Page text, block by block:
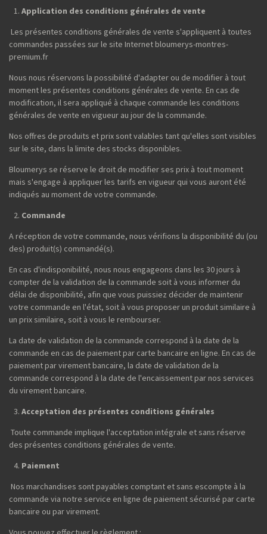
Application des conditions générales de vente
Les présentes conditions générales de vente s'appliquent à toutes
commandes passées sur le site Internet bloumerys-montres-
premium.fr
Nous nous réservons la possibilité d'adapter ou de modifier à tout
moment les présentes conditions générales de vente. En cas de
modification, il sera appliqué à chaque commande les conditions
générales de vente en vigueur au jour de la commande.
Nos offres de produits et prix sont valables tant qu'elles sont visibles
sur le site, dans la limite des stocks disponibles.
Bloumerys se réserve le droit de modifier ses prix à tout moment
mais s'engage à appliquer les tarifs en vigueur qui vous auront été
indiqués au moment de votre commande.
Commande
A réception de votre commande, nous vérifions la disponibilité du (ou
des) produit(s) commandé(s).
En cas d'indisponibilité, nous nous engageons dans les 30 jours à
compter de la validation de la commande soit à vous informer du
délai de disponibilité, afin que vous puissiez décider de maintenir
votre commande en l'état, soit à vous proposer un produit similaire à
un prix similaire, soit à vous le rembourser.
La date de validation de la commande correspond à la date de la
commande en cas de paiement par carte bancaire en ligne. En cas de
paiement par virement bancaire, la date de validation de la
commande correspond à la date de l'encaissement par nos services
du virement bancaire.
Acceptation des présentes conditions générales
Toute commande implique l'acceptation intégrale et sans réserve
des présentes conditions générales de vente.
Paiement
Nos marchandises sont payables comptant et sans escompte à la
commande via notre service en ligne de paiement sécurisé par carte
bancaire ou par virement.